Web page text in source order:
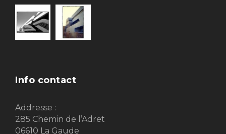
Info contact
Addresse :
285 Chemin de l’Adret
06610 La Gaude